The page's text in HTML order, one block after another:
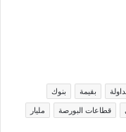
بقيمة
بنوك
قطاعات البورصة مليار